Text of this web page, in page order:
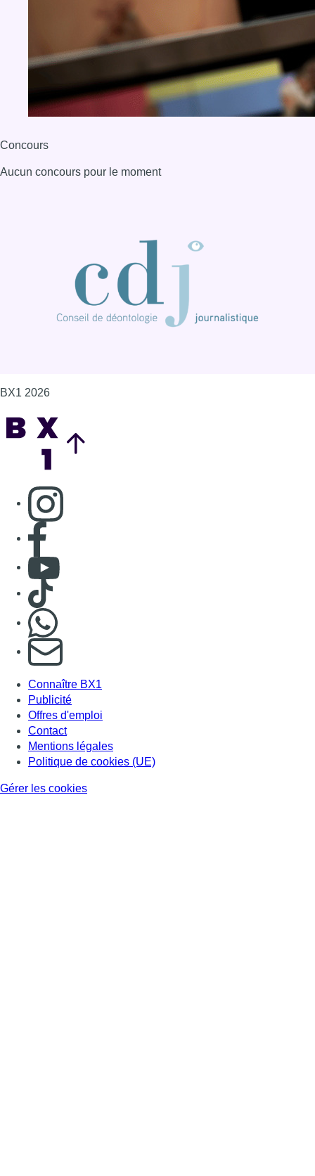
Concours
Aucun concours pour le moment
BX1 2026
Consulter page Instagram
Consulter page Facebook
Consulter Youtube
Consulter TikTok
S'abonner à notre newsletter
Connaître BX1
Publicité
Offres d'emploi
Contact
Mentions légales
Politique de cookies (UE)
Gérer les cookies